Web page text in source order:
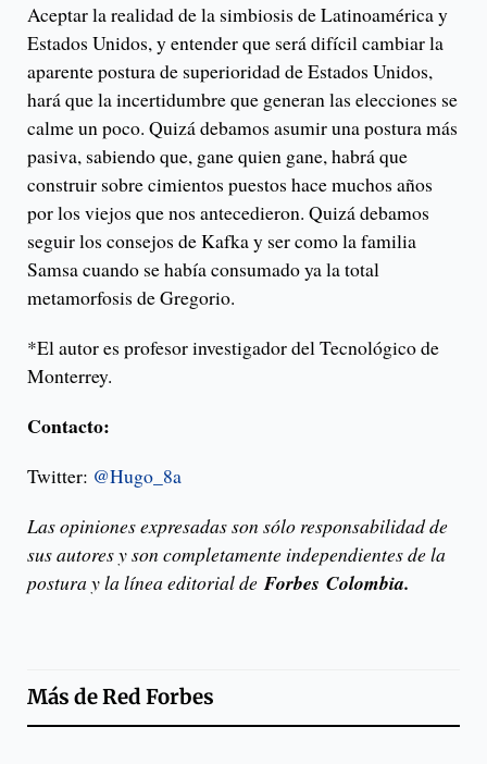
Aceptar la realidad de la simbiosis de Latinoamérica y
Estados Unidos, y entender que será difícil cambiar la
aparente postura de superioridad de Estados Unidos,
hará que la incertidumbre que generan las elecciones se
calme un poco. Quizá debamos asumir una postura más
pasiva, sabiendo que, gane quien gane, habrá que
construir sobre cimientos puestos hace muchos años
por los viejos que nos antecedieron. Quizá debamos
seguir los consejos de Kafka y ser como la familia
Samsa cuando se había consumado ya la total
metamorfosis de Gregorio.
*El autor es profesor investigador del Tecnológico de
Monterrey.
Contacto:
Twitter: @Hugo_8a
Las opiniones expresadas son sólo responsabilidad de
sus autores y son completamente independientes de la
postura y la línea editorial deForbes Colombia.
Más deRed Forbes